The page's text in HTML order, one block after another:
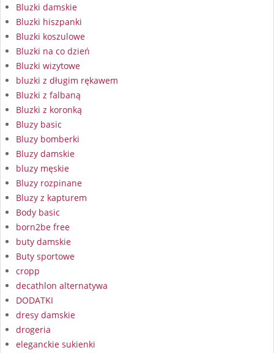
Bluzki damskie
Bluzki hiszpanki
Bluzki koszulowe
Bluzki na co dzień
Bluzki wizytowe
bluzki z długim rękawem
Bluzki z falbaną
Bluzki z koronką
Bluzy basic
Bluzy bomberki
Bluzy damskie
bluzy męskie
Bluzy rozpinane
Bluzy z kapturem
Body basic
born2be free
buty damskie
Buty sportowe
cropp
decathlon alternatywa
DODATKI
dresy damskie
drogeria
eleganckie sukienki